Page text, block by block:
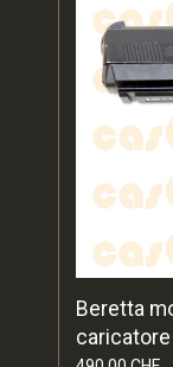
Beretta
caricatore